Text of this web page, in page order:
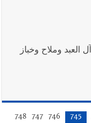
سامي عبد الله العبد 26-4-2011 آل العبد وملاح وخباز
745
746
747
748